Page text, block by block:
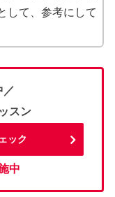
して、参考にして
／
スン
ック
中